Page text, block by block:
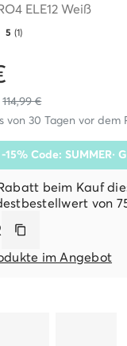
ELE12 Weiß
5 (1)
114,99 €
von 30 Tagen vor
15% Code: SUMMER·
beim Kauf
von
im Angebot